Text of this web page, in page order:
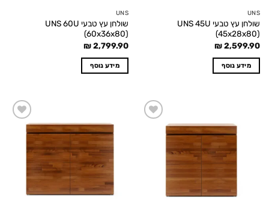
UNS
שולחן עץ טבעי UNS 45U
(45x28x80)
₪2,599.90
מידע נוסף
UNS
שולחן עץ טבעי UNS 60U
(60x36x80)
₪2,799.90
מידע נוסף
Add to
wishlist